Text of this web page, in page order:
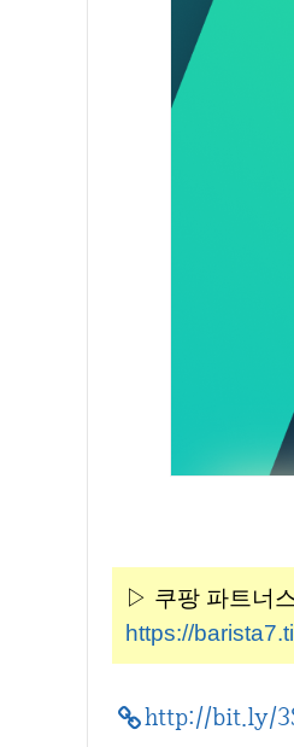
▷ 쿠팡 파트너
https://
http://bit.ly/